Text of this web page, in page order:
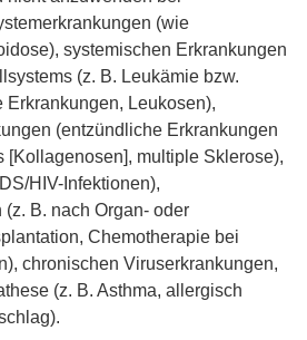
(wie
systemischen Erkrankungen
(z. B. Leukämie bzw.
Erkrankungen, Leukosen),
(entzündliche Erkrankungen
[Kollagenosen], multiple Sklerose),
HIV-Infektionen),
(z. B. nach Organ- oder
Chemotherapie bei
chronischen Viruserkrankungen,
(z. B. Asthma, allergisch